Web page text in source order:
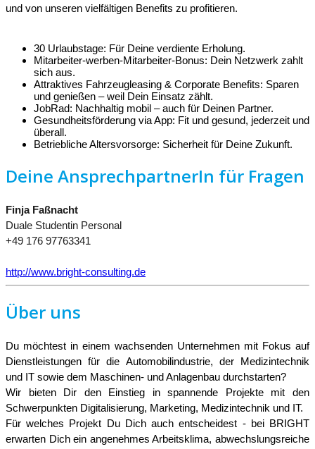
und von unseren vielfältigen Benefits zu profitieren.
30 Urlaubstage: Für Deine verdiente Erholung.
Mitarbeiter-werben-Mitarbeiter-Bonus: Dein Netzwerk zahlt
sich aus.
Attraktives Fahrzeugleasing & Corporate Benefits: Sparen
und genießen – weil Dein Einsatz zählt.
JobRad: Nachhaltig mobil – auch für Deinen Partner.
Gesundheitsförderung via App: Fit und gesund, jederzeit und
überall.
Betriebliche Altersvorsorge: Sicherheit für Deine Zukunft.
Deine AnsprechpartnerIn für Fragen
Finja Faßnacht
Duale Studentin Personal
+49 176 97763341
http://www.bright-consulting.de
Über uns
Du möchtest in einem wachsenden Unternehmen mit Fokus auf
Dienstleistungen für die Automobilindustrie, der Medizintechnik
und IT sowie dem Maschinen- und Anlagenbau durchstarten?
Wir bieten Dir den Einstieg in spannende Projekte mit den
Schwerpunkten Digitalisierung, Marketing, Medizintechnik und IT.
Für welches Projekt Du Dich auch entscheidest - bei BRIGHT
erwarten Dich ein angenehmes Arbeitsklima, abwechslungsreiche